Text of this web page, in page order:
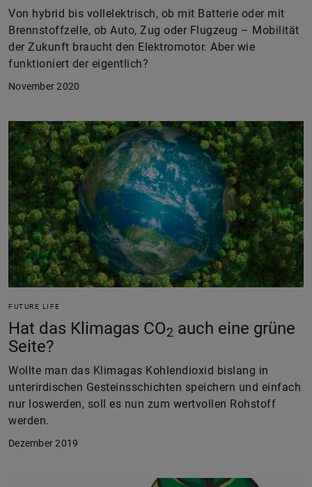
Von hybrid bis vollelektrisch, ob mit Batterie oder mit
Brennstoffzelle, ob Auto, Zug oder Flugzeug – Mobilität
der Zukunft braucht den Elektromotor. Aber wie
funktioniert der eigentlich?
November 2020
FUTURE LIFE
Hat das Klimagas CO2 auch eine grüne
Seite?
Wollte man das Klimagas Kohlendioxid bislang in
unterirdischen Gesteinsschichten speichern und einfach
nur loswerden, soll es nun zum wertvollen Rohstoff
werden.
Dezember 2019